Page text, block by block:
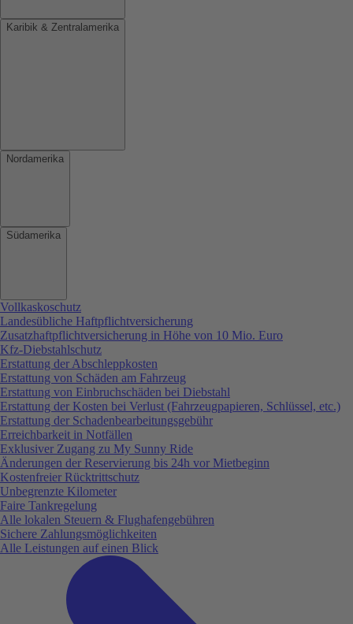
Karibik & Zentralamerika
Nordamerika
Südamerika
Vollkaskoschutz
Landesübliche Haftpflichtversicherung
Zusatzhaftpflichtversicherung in Höhe von 10 Mio. Euro
Kfz-Diebstahlschutz
Erstattung der Abschleppkosten
Erstattung von Schäden am Fahrzeug
Erstattung von Einbruchschäden bei Diebstahl
Erstattung der Kosten bei Verlust (Fahrzeugpapieren, Schlüssel, etc.)
Erstattung der Schadenbearbeitungsgebühr
Erreichbarkeit in Notfällen
Exklusiver Zugang zu My Sunny Ride
Änderungen der Reservierung bis 24h vor Mietbeginn
Kostenfreier Rücktrittschutz
Unbegrenzte Kilometer
Faire Tankregelung
Alle lokalen Steuern & Flughafengebühren
Sichere Zahlungsmöglichkeiten
Alle Leistungen auf einen Blick